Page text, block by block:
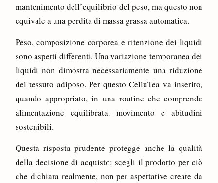
mantenimento dell’equilibrio del peso, ma questo non
equivale a una perdita di massa grassa automatica.
Peso, composizione corporea e ritenzione dei liquidi
sono aspetti differenti. Una variazione temporanea dei
liquidi non dimostra necessariamente una riduzione
del tessuto adiposo. Per questo CelluTea va inserito,
quando appropriato, in una routine che comprende
alimentazione equilibrata, movimento e abitudini
sostenibili.
Questa risposta prudente protegge anche la qualità
della decisione di acquisto: scegli il prodotto per ciò
che dichiara realmente, non per aspettative create da